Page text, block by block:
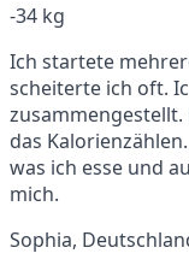
-34 kg
Ich startete
scheiterte ich oft.
das
was ich esse und
mich.
Sophia,